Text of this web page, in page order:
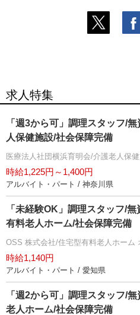
求人特集
「週3から可」調理スタッフ/
人保健施設/社会保障完備
医療法人社団横浜育明会/介護老人保
時給1,225円～1,400円
アルバイト・パート / 神奈川県
「未経験OK」調理スタッフ/
有料老人ホーム/社会保障完備
OSS 株式会社/住宅型有料老人ホーム
時給1,140円
アルバイト・パート / 愛知県
「週2から可」調理スタッフ/
老人ホーム/社会保障完備